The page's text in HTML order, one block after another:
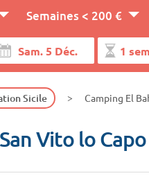
Semaines < 200 €
Sicile Camping El
Vito lo